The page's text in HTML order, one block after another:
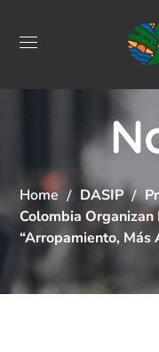
Home DASIP
Colombia
“Arropamiento, Más